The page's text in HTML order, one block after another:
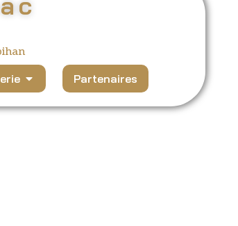
Partenaires